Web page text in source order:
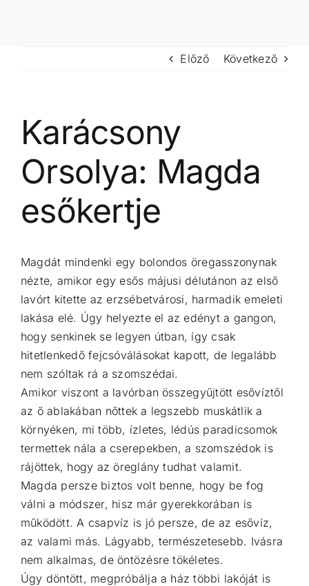
Előző Következő
Karácsony
Orsolya: Magda
esőkertje
Magdát mindenki egy bolondos öregasszonynak
nézte, amikor egy esős májusi délutánon az első
lavórt kitette az erzsébetvárosi, harmadik emeleti
lakása elé. Úgy helyezte el az edényt a gangon,
hogy senkinek se legyen útban, így csak
hitetlenkedő fejcsóválásokat kapott, de legalább
nem szóltak rá a szomszédai.
Amikor viszont a lavórban összegyűjtött esővíztől
az ő ablakában nőttek a legszebb muskátlik a
környéken, mi több, ízletes, lédús paradicsomok
termettek nála a cserepekben, a szomszédok is
rájöttek, hogy az öreglány tudhat valamit.
Magda persze biztos volt benne, hogy be fog
válni a módszer, hisz már gyerekkorában is
működött. A csapvíz is jó persze, de az esővíz,
az valami más. Lágyabb, természetesebb. Ivásra
nem alkalmas, de öntözésre tökéletes.
Úgy döntött, megpróbálja a ház többi lakóját is